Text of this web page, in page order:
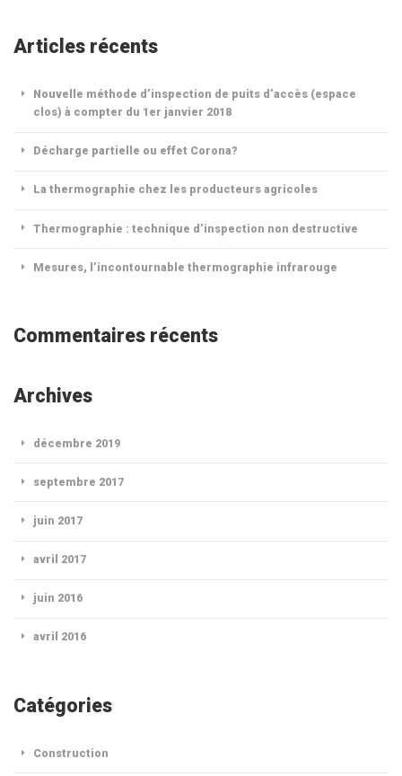
Articles récents
Nouvelle méthode d’inspection de puits d’accès (espace
clos) à compter du 1er janvier 2018
Décharge partielle ou effet Corona?
La thermographie chez les producteurs agricoles
Thermographie : technique d’inspection non destructive
Mesures, l’incontournable thermographie infrarouge
Commentaires récents
Archives
décembre 2019
septembre 2017
juin 2017
avril 2017
juin 2016
avril 2016
Catégories
Construction